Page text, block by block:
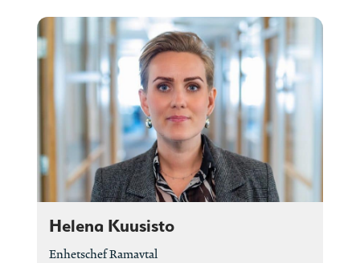
Helena Kuusisto
Enhetschef Ramavtal